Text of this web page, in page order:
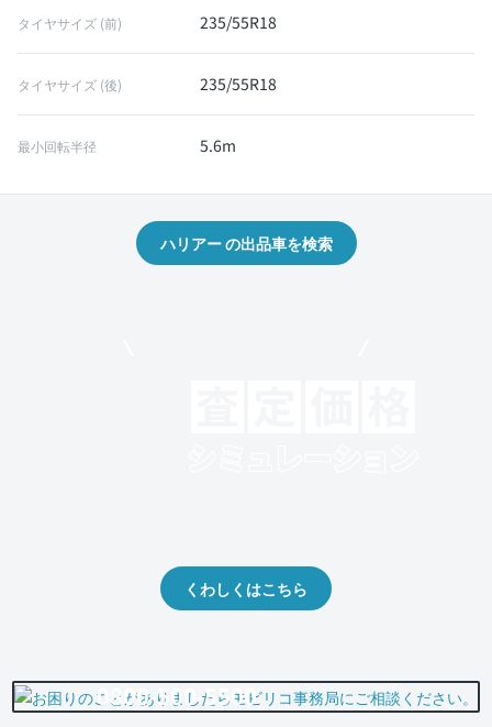
タイヤサイズ (前) 235/55R18
タイヤサイズ (後) 235/55R18
最小回転半径 5.6m
ハリアー の出品車を検索
くわしくはこちら
0800-500-5500